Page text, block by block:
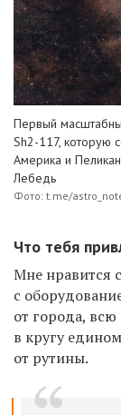
Первый
Sh2-117, которую
Америка и
Лебедь
Фото: t.me/
Что тебя
Мне нравится
с
от города,
в кругу
от рутины.